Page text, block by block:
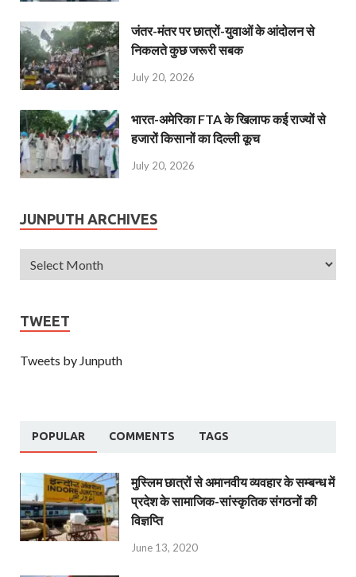
जंतर-मंतर पर छात्रों-युवाओं के आंदोलन से
निकलते कुछ जरूरी सबक
July 20, 2026
भारत-अमेरिका FTA के खिलाफ कई राज्यों से
हजारों किसानों का दिल्ली कूच
July 20, 2026
JUNPUTH ARCHIVES
TWEET
Tweets by Junputh
POPULAR COMMENTS TAGS
मुस्लिम छात्रों से अमानवीय व्यवहार के सम्बन्ध में
प्रदेश के सामाजिक-सांस्कृतिक संगठनों की
विज्ञप्ति
June 13, 2020